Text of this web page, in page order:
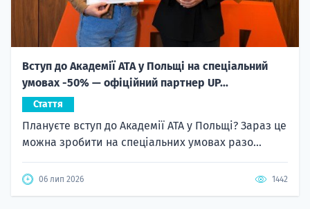
Вступ до Академії ATA у Польщі на спеціальний
умовах -50% — офіційний партнер UP...
Стаття
Плануєте вступ до Академії ATA у Польщі? Зараз це
можна зробити на спеціальних умовах разо...
06 лип 2026 1442